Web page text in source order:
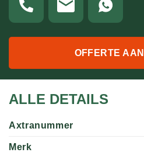
OFFERTE
ALLE DETAILS
Axtranummer
Merk